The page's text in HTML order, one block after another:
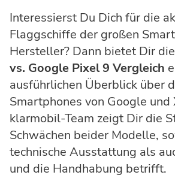
Interessierst Du Dich für die
Flaggschiffe der großen
Hersteller? Dann bietet Dir
vs. Google Pixel 9 Vergleich
ausführlichen Überblick über
Smartphones von Google und
klarmobil-Team zeigt Dir die
Schwächen beider Modelle,
technische Ausstattung als
und die Handhabung betrifft.